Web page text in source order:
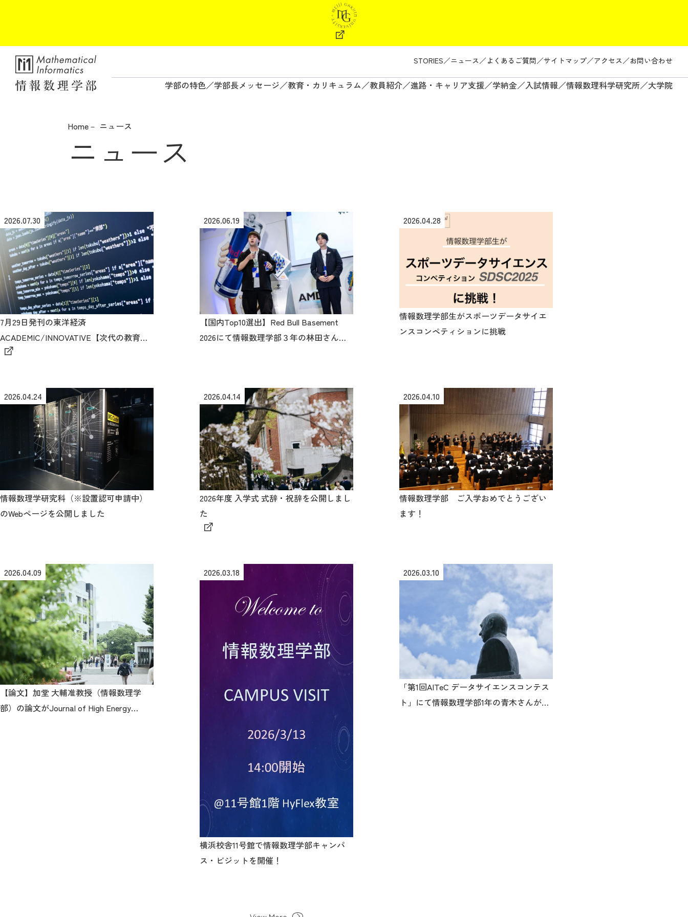
STORIES ニュース よくあるご質問 サイトマップ アクセス お問い合わせ
学部の特色 学部長メッセージ 教育・カリキュラム 教員紹介 進路・キャリア支援 学納金 入試情報 情報数理科学研究所 大学院
Home ニュース
ニュース
2026.07.30
7月29日発刊の東洋経済
ACADEMIC/INNOVATIVE【次代の教育・
研究・ビジネスモデル特集】に本学の情
2026.06.19
【国内Top10選出】Red Bull Basement
2026にて情報数理学部３年の林田さん・
2026.04.28
情報数理学部生がスポーツデータサイエ
ンスコンペティションに挑戦
2026.04.24
情報数理学研究科（※設置認可申請中）
のWebページを公開しました
2026.04.14
2026年度 入学式 式辞・祝辞を公開しまし
た
2026.04.10
情報数理学部 ご入学おめでとうござい
ます！
2026.04.09
【論文】加堂 大輔准教授（情報数理学
部）の論文がJournal of High Energy
2026.03.18
横浜校舎11号館で情報数理学部キャンパ
ス・ビジットを開催！
2026.03.10
「第1回AITeC データサイエンスコンテス
ト」にて情報数理学部1年の青木さんが優